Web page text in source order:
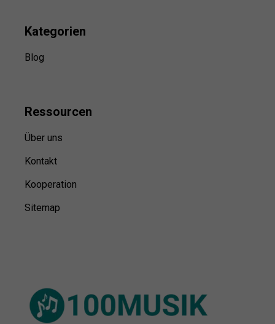
Kategorien
Blog
Ressourcen
Über uns
Kontakt
Kooperation
Sitemap